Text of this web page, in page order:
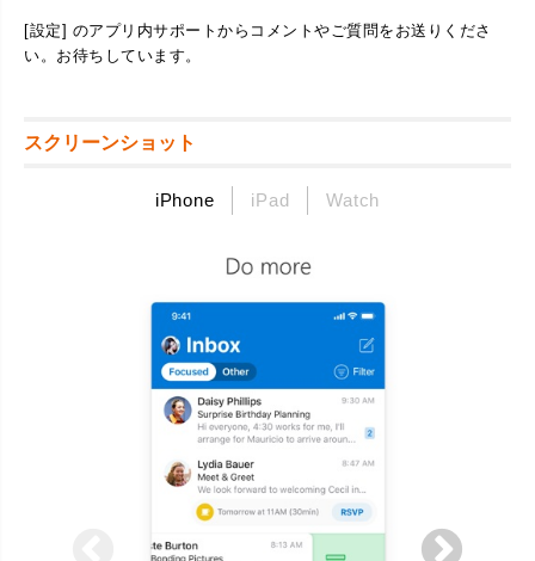
[設定] のアプリ内サポートからコメントやご質問をお送りくださ
い。お待ちしています。
スクリーンショット
iPhone iPad Watch